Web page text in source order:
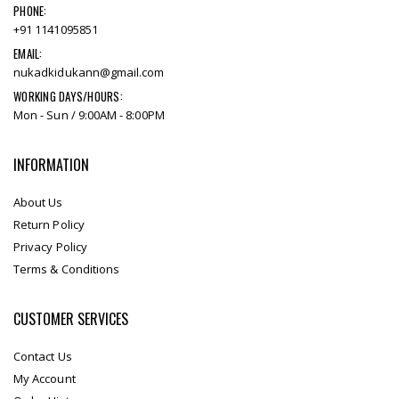
PHONE:
+91 1141095851
EMAIL:
nukadkidukann@gmail.com
WORKING DAYS/HOURS:
Mon - Sun / 9:00AM - 8:00PM
INFORMATION
About Us
Return Policy
Privacy Policy
Terms & Conditions
CUSTOMER SERVICES
Contact Us
My Account